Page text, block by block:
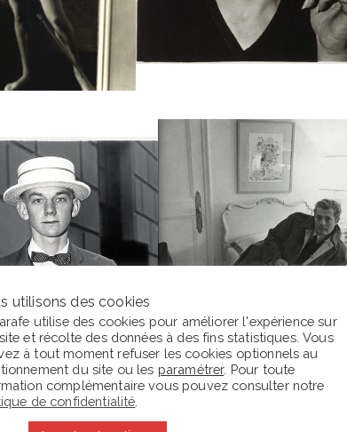
utilisons des cookies
utilise des cookies pour améliorer l'expérience sur
et récolte des données à des fins statistiques. Vous
à tout moment refuser les cookies optionnels au
du site ou les paramétrer. Pour toute
complémentaire vous pouvez consulter notre
de confidentialité